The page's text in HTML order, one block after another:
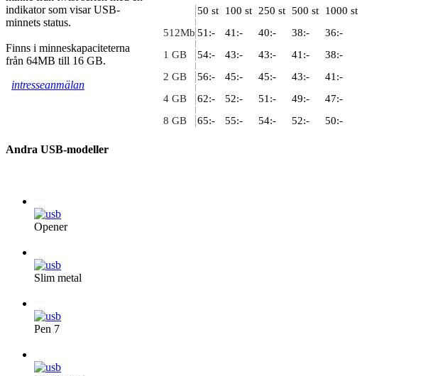
indikator som visar USB-
minnets status.
Finns i minneskapaciteterna
från 64MB till 16 GB.
intresseanmälan
50 st 100 st 250 st 500 st
1000 st
512Mb 51:- 41:- 40:- 38:-
36:-
1 GB
54:- 43:- 43:- 41:-
38:-
2 GB
56:- 45:- 45:- 43:-
41:-
4 GB
62:- 52:- 51:- 49:-
47:-
8 GB
65:- 55:- 54:- 52:- 50:-
Andra USB-modeller
Opener
Slim metal
Pen 7